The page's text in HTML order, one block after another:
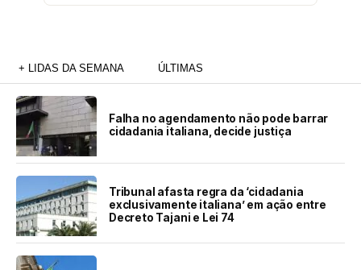
+ LIDAS DA SEMANA ÚLTIMAS
Falha no agendamento não pode barrar
cidadania italiana, decide justiça
Tribunal afasta regra da ‘cidadania
exclusivamente italiana’ em ação entre
Decreto Tajani e Lei 74